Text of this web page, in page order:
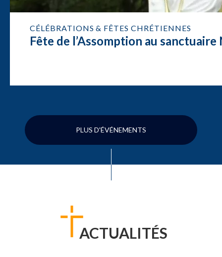
CÉLÉBRATIONS & FÊTES CHRÉTIENNES
Fête de l’Assomption au
PLUS D'ÉVÉNEMENTS
ACTUALITÉS